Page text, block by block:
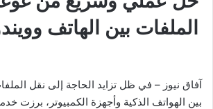
الملفات بين الهاتف
آفاق نيوز – في ظل تزايد الحاجة إلى نقل